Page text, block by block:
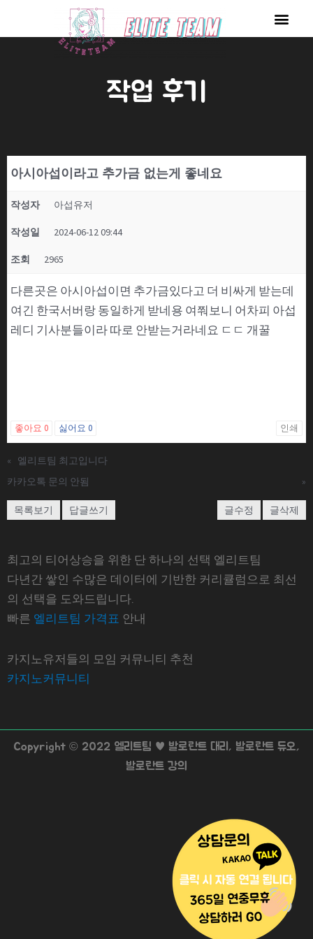
작업 후기
아시아섭이라고 추가금 없는게 좋네요
작성자 아섭유저
작성일 2024-06-12 09:44
조회 2965
다른곳은 아시아섭이면 추가금있다고 더 비싸게 받는데
여긴 한국서버랑 동일하게 받네용 여쭤보니 어차피 아섭
레디 기사분들이라 따로 안받는거라네요 ㄷㄷ 개꿀
좋아요 0 싫어요 0 인쇄
«
엘리트팀 최고입니다
카카오톡 문의 안됨
»
목록보기 답글쓰기 글수정 글삭제
최고의 티어상승을 위한 단 하나의 선택 엘리트팀
다년간 쌓인 수많은 데이터에 기반한 커리큘럼으로 최선
의 선택을 도와드립니다.
빠른 엘리트팀 가격표 안내
카지노유저들의 모임 커뮤니티 추천
카지노커뮤니티
Copyright © 2022 엘리트팀 ♥ 발로란트 대리, 발로란트 듀오,
발로란트 강의